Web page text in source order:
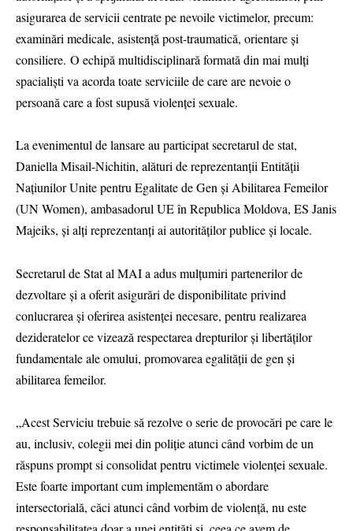
asigurarea de servicii centrate pe nevoile victimelor, precum:
examinări medicale, asistență post-traumatică, orientare și
consiliere. O echipă multidisciplinară formată din mai mulți
spacialiști va acorda toate serviciile de care are nevoie o
persoană care a fost supusă violenței sexuale.
La evenimentul de lansare au participat secretarul de stat,
Daniella Misail-Nichitin, alături de reprezentanții Entității
Națiunilor Unite pentru Egalitate de Gen și Abilitarea Femeilor
(UN Women), ambasadorul UE în Republica Moldova, ES Janis
Majeiks, și alți reprezentanți ai autorităților publice și locale.
Secretarul de Stat al MAI a adus mulțumiri partenerilor de
dezvoltare și a oferit asigurări de disponibilitate privind
conlucrarea și oferirea asistenței necesare, pentru realizarea
dezideratelor ce vizează respectarea drepturilor și libertăților
fundamentale ale omului, promovarea egalității de gen și
abilitarea femeilor.
„Acest Serviciu trebuie să rezolve o serie de provocări pe care le
au, inclusiv, colegii mei din poliție atunci când vorbim de un
răspuns prompt si consolidat pentru victimele violenței sexuale.
Este foarte important cum implementăm o abordare
intersectorială, căci atunci când vorbim de violență, nu este